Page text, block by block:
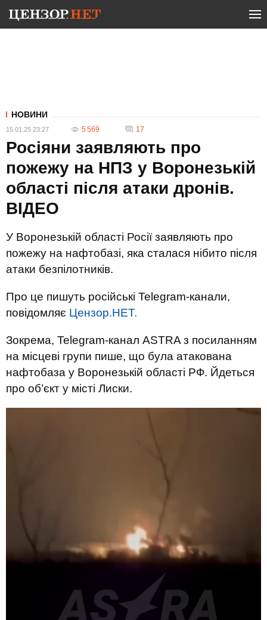
НОВИНИ
15.01.25 23:27 5 569 17
Росіяни заявляють про
пожежу на НПЗ у Воронезькій
області після атаки дронів.
ВIДЕО
У Воронезькій області Росії заявляють про
пожежу на нафтобазі, яка сталася нібито після
атаки безпілотників.
Про це пишуть російські Telegram-канали,
повідомляє Цензор.НЕТ.
Зокрема, Telegram-канал ASTRA з посиланням
на місцеві групи пише, що була атакована
нафтобаза у Воронезькій області РФ. Йдеться
про об’єкт у місті Лиски.